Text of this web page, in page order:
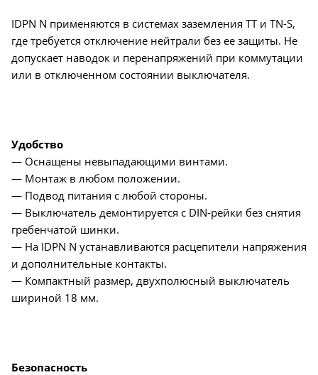
IDPN N применяются в системах заземления TT и TN-S,
где требуется отключение нейтрали без ее защиты. Не
допускает наводок и перенапряжений при коммутации
или в отключенном состоянии выключателя.
Удобство
— Оснащены невыпадающими винтами.
— Монтаж в любом положении.
— Подвод питания с любой стороны.
— Выключатель демонтируется с DIN-рейки без снятия
гребенчатой шинки.
— На IDPN N устанавливаются расцепители напряжения
и дополнительные контакты.
— Компактный размер, двухполюсный выключатель
шириной 18 мм.
Безопасность